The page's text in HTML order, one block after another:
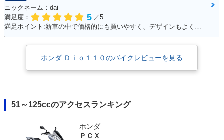
ニックネーム：dai
満足度：
5 ／5
ホンダ Ｄｉｏ１１０のバイクレビューを見る
51～125ccのアクセスランキング
ホンダ
ＰＣＸ